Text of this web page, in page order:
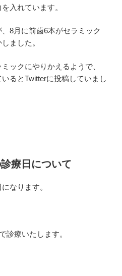
入れています。
8月に前歯6本がセラミック
ました。
ックにやりかえるようで、
るとTwitterに投稿していまし
療日について
なります。
診療いたします。